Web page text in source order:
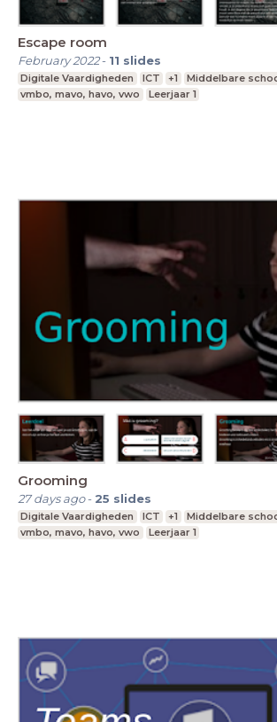
Escape room
February 2022- 11 slides
Digitale Vaardigheden ICT +1
Middelbare
vmbo, mavo, havo, vwo
Leerjaar 1
Grooming
27 days ago- 25 slides
Digitale Vaardigheden ICT +1
Middelbare
vmbo, mavo, havo, vwo
Leerjaar 1